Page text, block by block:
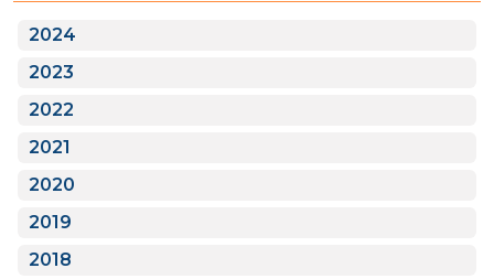
2024
2023
2022
2021
2020
2019
2018